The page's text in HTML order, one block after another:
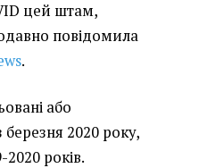
цей штам,
повідомила
.
або
березня 2020 року,
років.